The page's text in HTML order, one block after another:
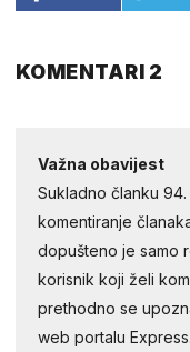
KOMENTARI 2
Važna obavijest
Sukladno članku
komentiranje
dopušteno je samo
korisnik koji želi
prethodno se
web portalu